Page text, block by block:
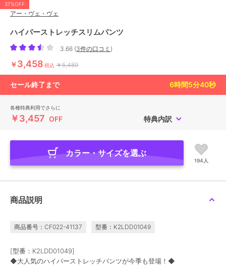
37%OFF
アー・ヴェ・ヴェ
ハイパーストレッチスリムパンツ
3.66 (3件の口コミ )
￥3,458 税込 ￥5,489
セール終了まで 6時間5分39秒
各種特典利用でさらに
￥3,457 OFF 特典内訳
カラー・サイズを選ぶ
194人
商品説明
商品番号：CF022-41137 型番：K2LDD01049
[型番：K2LDD01049]
◆大人気のハイパーストレッチパンツが今季も登場！◆